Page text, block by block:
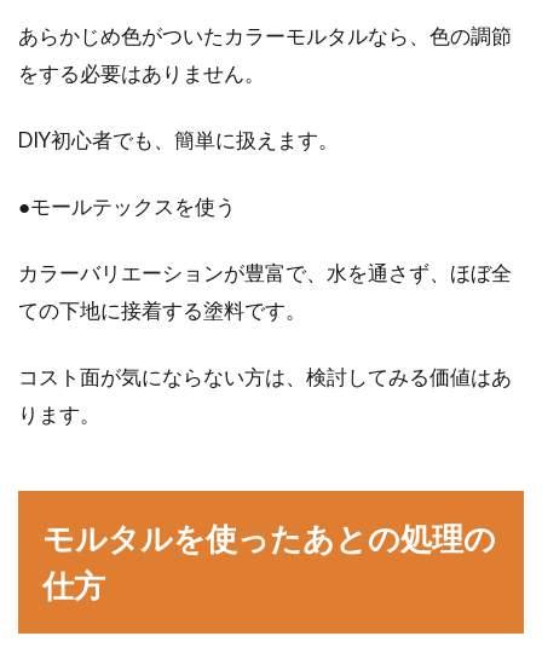
あらかじめ色がついたカラーモルタルなら、色の調節
をする必要はありません。
DIY初心者でも、簡単に扱えます。
●モールテックスを使う
カラーバリエーションが豊富で、水を通さず、ほぼ全
ての下地に接着する塗料です。
コスト面が気にならない方は、検討してみる価値はあ
ります。
モルタルを使ったあとの処理の
仕方